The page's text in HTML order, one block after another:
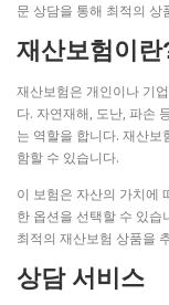
문 상담을 통해 최적의 상
재산보험이란
재산보험은 개인이나 기
다. 자연재해, 도난, 파손
는 역할을 합니다. 재산보
함할 수 있습니다.
이 보험은 자산의 가치에
한 옵션을 선택할 수 있
최적의 재산보험 상품을
상담 서비스